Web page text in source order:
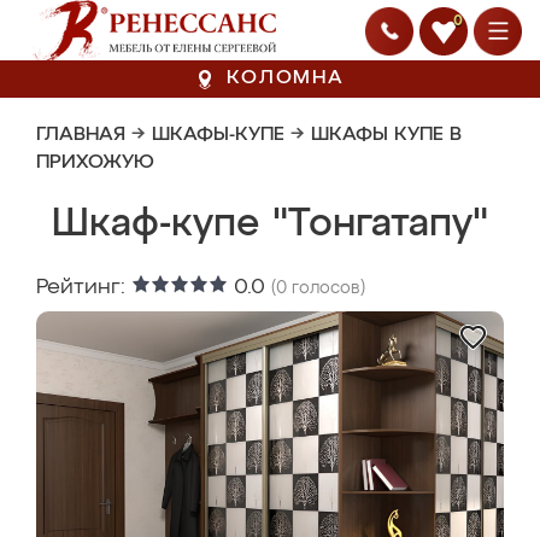
0
КОЛОМНА
ГЛАВНАЯ → ШКАФЫ-КУПЕ → ШКАФЫ КУПЕ В
ПРИХОЖУЮ
Шкаф-купе "Тонгатапу"
Рейтинг: 0.0 (0 голосов)